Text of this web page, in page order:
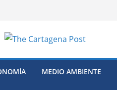
MEDIO AMBIENTE